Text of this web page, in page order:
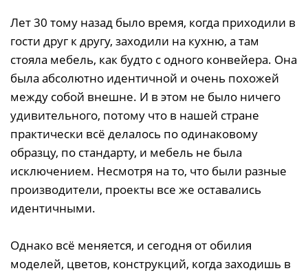
Лет 30 тому назад было время, когда приходили в
гости друг к другу, заходили на кухню, а там
стояла мебель, как будто с одного конвейера. Она
была абсолютно идентичной и очень похожей
между собой внешне. И в этом не было ничего
удивительного, потому что в нашей стране
практически всё делалось по одинаковому
образцу, по стандарту, и мебель не была
исключением. Несмотря на то, что были разные
производители, проекты все же оставались
идентичными.
Однако всё меняется, и сегодня от обилия
моделей, цветов, конструкций, когда заходишь в